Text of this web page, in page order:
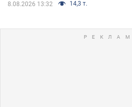
8.08.2026 13:32 14,3 т.